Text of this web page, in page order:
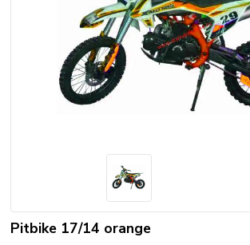
Pitbike 17/14 orange